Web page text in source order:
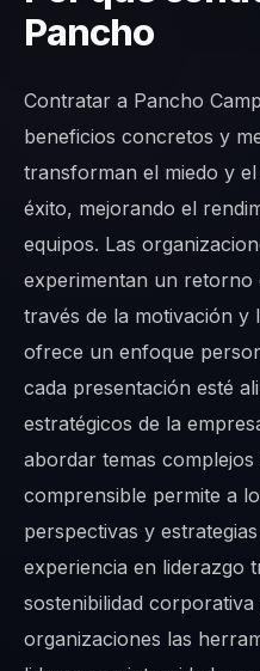
Pancho
Contratar a Pancho
beneficios concretos y
transforman el miedo y
éxito, mejorando el
equipos. Las
experimentan un retorno
través de la motivación y
ofrece un enfoque
cada presentación esté
estratégicos de la
abordar temas
comprensible permite a
perspectivas y
experiencia en liderazgo
sostenibilidad
organizaciones las